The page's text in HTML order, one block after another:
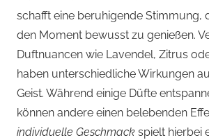
schafft eine beruhigende Stimmung,
den Moment bewusst zu genießen.
Duftnuancen wie Lavendel, Zitrus
haben unterschiedliche Wirkungen
Geist. Während einige Düfte
können andere einen belebenden
individuelle Geschmack spielt hierbei